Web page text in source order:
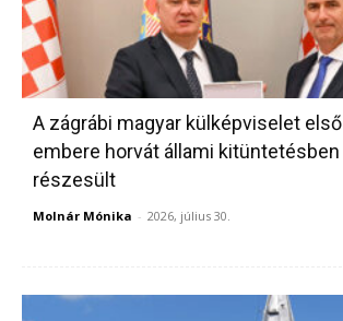
A zágrábi magyar külképviselet első
embere horvát állami kitüntetésben
részesült
Molnár Mónika - 2026, július 30.